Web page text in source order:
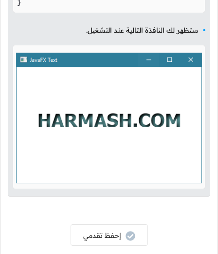
}
ستظهر لك النافذة التالية عند التشغيل.
إحفظ تقدمي